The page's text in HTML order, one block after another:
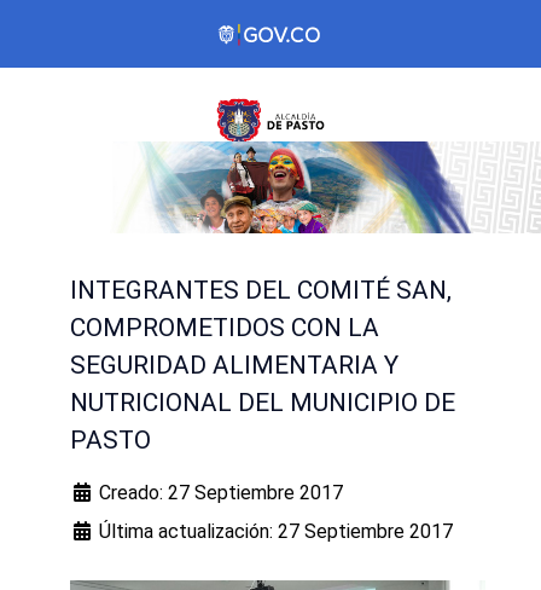
INTEGRANTES DEL COMITÉ SAN,
COMPROMETIDOS CON LA
SEGURIDAD ALIMENTARIA Y
NUTRICIONAL DEL MUNICIPIO DE
PASTO
Creado: 27 Septiembre 2017
Última actualización: 27 Septiembre 2017